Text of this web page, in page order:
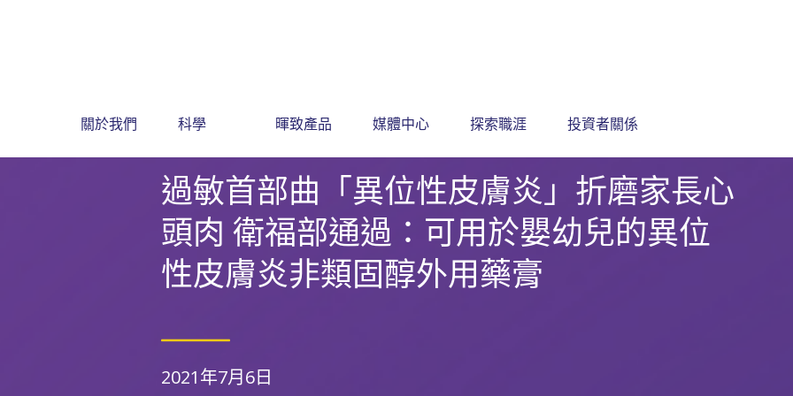
關於我們 科學 暉致產品 媒體中心 探索職涯 投資者關係
過敏首部曲「異位性皮膚炎」折磨家長心
頭肉 衛福部通過：可用於嬰幼兒的異位
性皮膚炎非類固醇外用藥膏
2021年7月6日